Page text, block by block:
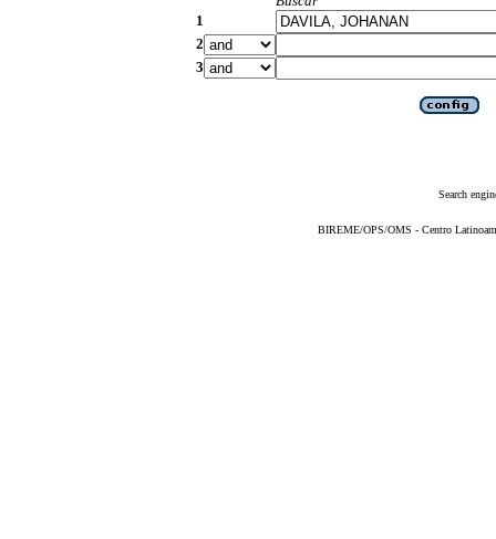
1
2
3
Search
BIREME/OPS/OMS - Centro